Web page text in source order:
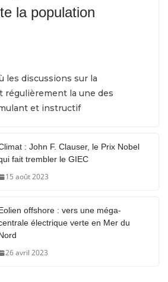
la population
les discussions sur la
régulièrement la une des
et instructif
: John F. Clauser, le Prix Nobel
fait trembler le GIEC
15 août 2023
offshore : vers une méga-
électrique verte en Mer du
26 avril 2023